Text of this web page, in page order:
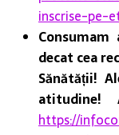
inscrise-pe-
decat cea
Sănătății!
atitudine!
https://